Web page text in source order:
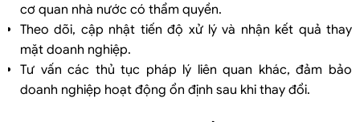
cơ quan nhà nước có thẩm quyền.
Theo dõi, cập nhật tiến độ xử lý và nhận kết quả thay
mặt doanh nghiệp.
Tư vấn các thủ tục pháp lý liên quan khác, đảm bảo
doanh nghiệp hoạt động ổn định sau khi thay đổi.